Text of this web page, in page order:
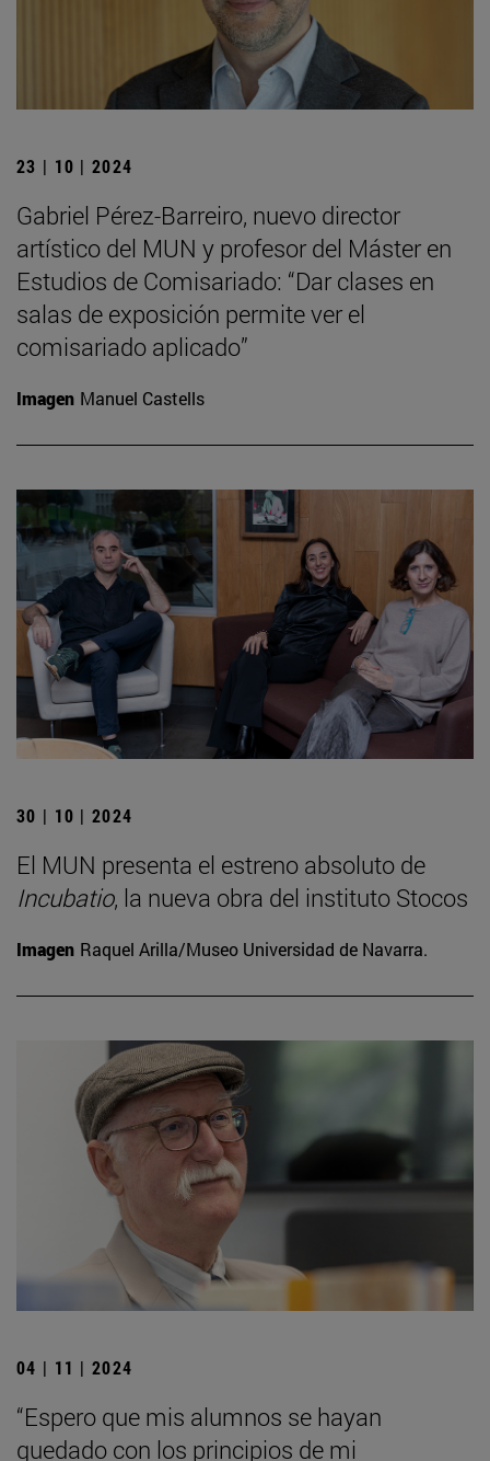
23 | 10 | 2024
Gabriel Pérez-Barreiro, nuevo director
artístico del MUN y profesor del Máster en
Estudios de Comisariado: “Dar clases en
salas de exposición permite ver el
comisariado aplicado”
Imagen Manuel Castells
30 | 10 | 2024
El MUN presenta el estreno absoluto de
Incubatio, la nueva obra del instituto Stocos
Imagen Raquel Arilla/Museo Universidad de Navarra.
04 | 11 | 2024
“Espero que mis alumnos se hayan
quedado con los principios de mi